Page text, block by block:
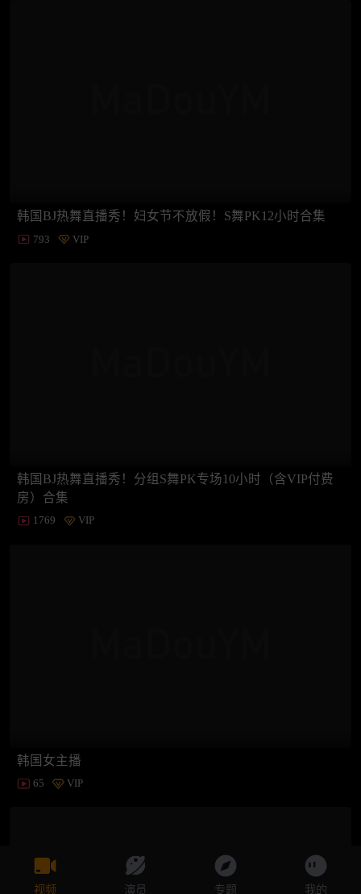
韩国BJ热舞直播秀！妇女节不放假！S舞PK12小时合集
793 VIP
韩国BJ热舞直播秀！分组S舞PK专场10小时（含VIP付费
房）合集
1769 VIP
韩国女主播
65 VIP
视频 演员 专题 我的